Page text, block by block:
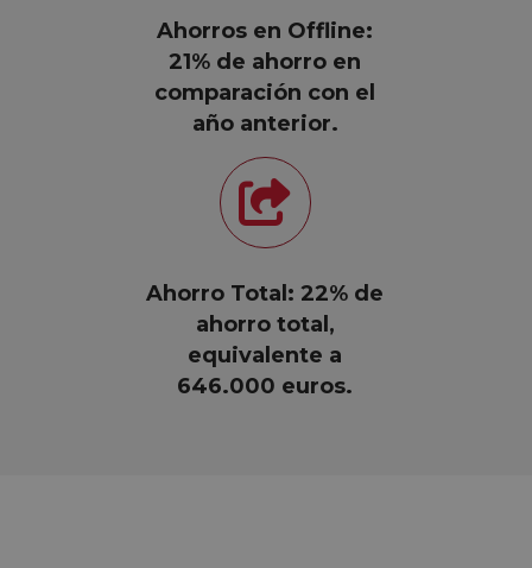
Ahorros en Offline:
21% de ahorro en
comparación con el
año anterior.
Ahorro Total: 22% de
ahorro total,
equivalente a
646.000 euros.